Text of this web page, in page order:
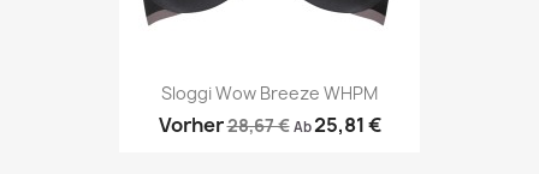
Sloggi Wow Breeze WHPM
Vorher28,67 € Ab25,81 €